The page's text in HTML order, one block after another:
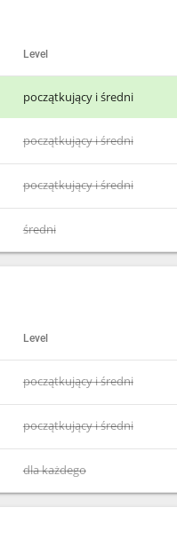
Level
początkujący i średni
początkujący i średni
początkujący i średni
średni
Level
początkujący i średni
początkujący i średni
dla każdego